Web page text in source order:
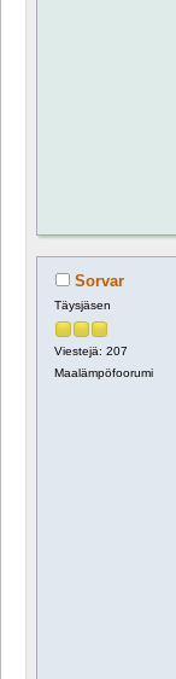
Sorvar
Täysjäsen
Viestejä: 207
Maalämpöfoorumi